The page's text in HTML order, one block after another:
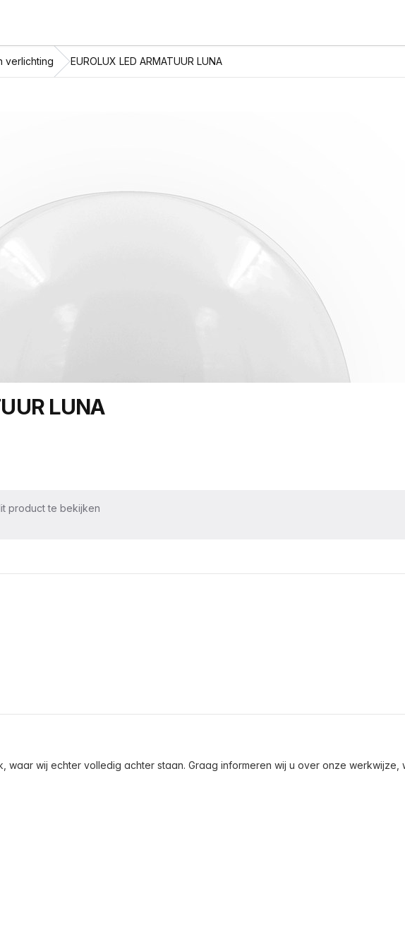
verlichting EUROLUX LED ARMATUUR LUNA
LUNA
product te bekijken
waar wij echter volledig achter staan. Graag informeren wij u over onze